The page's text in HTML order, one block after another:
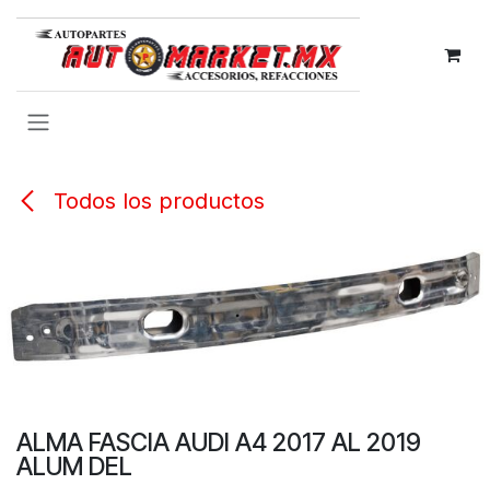
Todos los productos
ALMA FASCIA AUDI A4 2017 AL 2019
ALUM DEL